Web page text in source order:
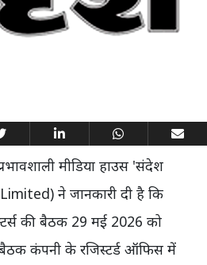
मीडिया हाउस 'संदेश
ने जानकारी दी है कि
की बैठक 29 मई 2026 को
कंपनी के रजिस्टर्ड ऑफिस में